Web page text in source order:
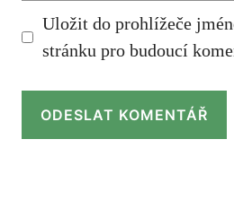
Uložit do prohlížeče
stránku pro budoucí